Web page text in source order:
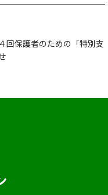
保護者のための「特別支